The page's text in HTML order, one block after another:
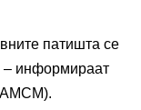
патишта се
– информираат
(АМСМ).